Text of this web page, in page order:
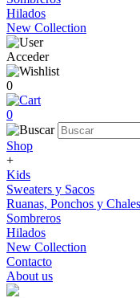
Hilados
New Collection
Acceder
0
0
Shop
+
Kids
Sweaters y Sacos
Ruanas, Ponchos y Chales
Sombreros
Hilados
New Collection
Contacto
About us